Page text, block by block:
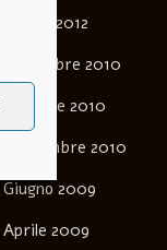
Marzo 2012
Novembre 2010
Ottobre 2010
Settembre 2010
Giugno 2009
Aprile 2009